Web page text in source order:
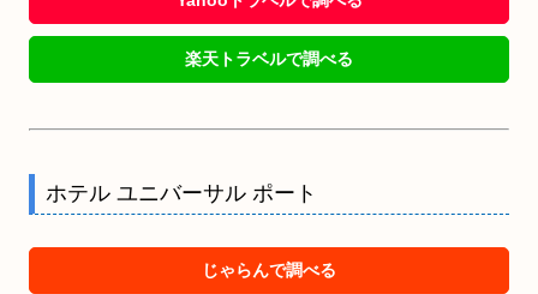
楽天トラベルで調べる
ホテル ユニバーサル ポート
じゃらんで調べる